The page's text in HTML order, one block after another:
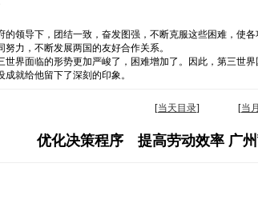
领导下，团结一致，奋发图强，不断克服这些困难，使
力，不断发展两国的友好合作关系。
界面临的形势更加严峻了，困难增加了。因此，第三世
就给他留下了深刻的印象。
[当天目录] [当
优化决策程序 提高劳动效率 广